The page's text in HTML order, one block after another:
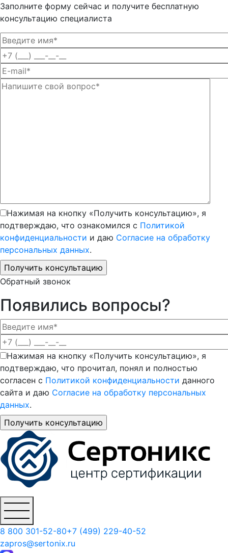
Заполните форму сейчас и получите бесплатную
консультацию специалиста
Нажимая на кнопку «Получить консультацию», я
подтверждаю, что ознакомился с Политикой
конфиденциальности и даю Согласие на обработку
персональных данных.
Обратный звонок
Появились вопросы?
Нажимая на кнопку «Получить консультацию», я
подтверждаю, что прочитал, понял и полностью
согласен с Политикой конфиденциальности данного
сайта и даю Согласие на обработку персональных
данных.
8 800 301-52-80+7 (499) 229-40-52
zapros@sertonix.ru